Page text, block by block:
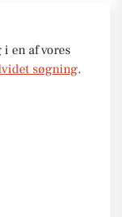
en af vores
søgning.